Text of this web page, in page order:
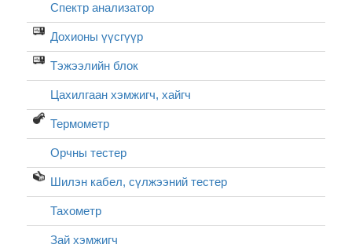
Спектр анализатор
Дохионы үүсгүүр
Тэжээлийн блок
Цахилгаан хэмжигч, хайгч
Термометр
Орчны тестер
Шилэн кабел, cүлжээний тестер
Тахометр
Зай хэмжигч